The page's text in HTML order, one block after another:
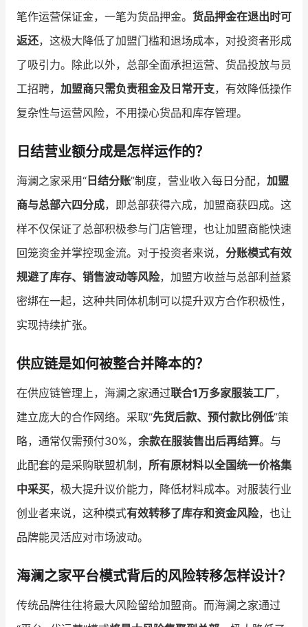
笔作运营保证金，一笔为货品押金。 货品押金在退出时可
返还，这极大降低了加盟门槛和退场成本，对投资者形成
了吸引力。除此以外，总部全面承担运营、货品投放与员
工招聘， 加盟商只需负责租金及日常开支，有效降低操作
复杂性与运营风险，不用操心货品和库存管理。
日结营业额分成是怎样运作的？
海澜之家采用“日结分账”制度，营业收入每日分配， 加盟
商与总部六四分成，即总部获得六成，加盟商获四成。这
样不仅保证了总部积极参与门店管理，也让加盟商能快速
回笼资金并掌控现金流。对于投资者来说， 分账模式有效
规避了库存、销售波动等风险，加盟方收益与总部利益紧
密绑在一起，这种共同体机制可以提升双方合作积极性，
实现持续扩张。
供应链是如何被整合并降本的？
在供应链管理上，海澜之家通过联合1万多家服装工厂，
建立庞大的合作网络。采取“先货后款、预付款比例低”策
略，通常仅需预付30%， 余款在服装售出后再结算。与
此配套的是采购联盟机制， 所有原材料以全国统一价格集
中采买，极大提升议价能力，降低材料成本。对服装行业
创业者来说，这种模式有效转移了库存和资金风险，也让
品牌能灵活应对市场波动。
海澜之家平台模式背后的风险转移怎样设计？
传统品牌往往将最大风险留给加盟商。而海澜之家通过